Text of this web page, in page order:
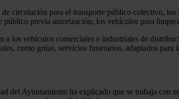
circulación para el transporte público colectivo,
público previa autorización, los vehículos para
a los vehículos comerciales e industriales de
como grúas, servicios funerarios, adaptados
del Ayuntamiento ha explicado que se trabaja